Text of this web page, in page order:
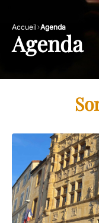
Accueil Agenda
Agenda